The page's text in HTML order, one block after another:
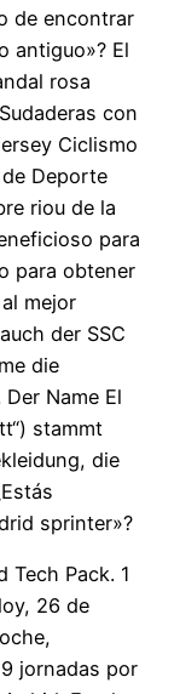
de encontrar
antiguo»? El
rosa
con
Ciclismo
Deporte
riou de la
para
para obtener
mejor
der SSC
die
Name El
stammt
die
sprinter»?
Tech Pack. 1
26 de
jornadas por